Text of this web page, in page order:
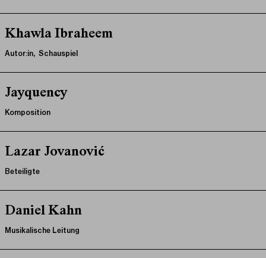
Khawla Ibraheem
Autor:in, Schauspiel
Jayquency
Komposition
Lazar Jovanović
Beteiligte
Daniel Kahn
Musikalische Leitung